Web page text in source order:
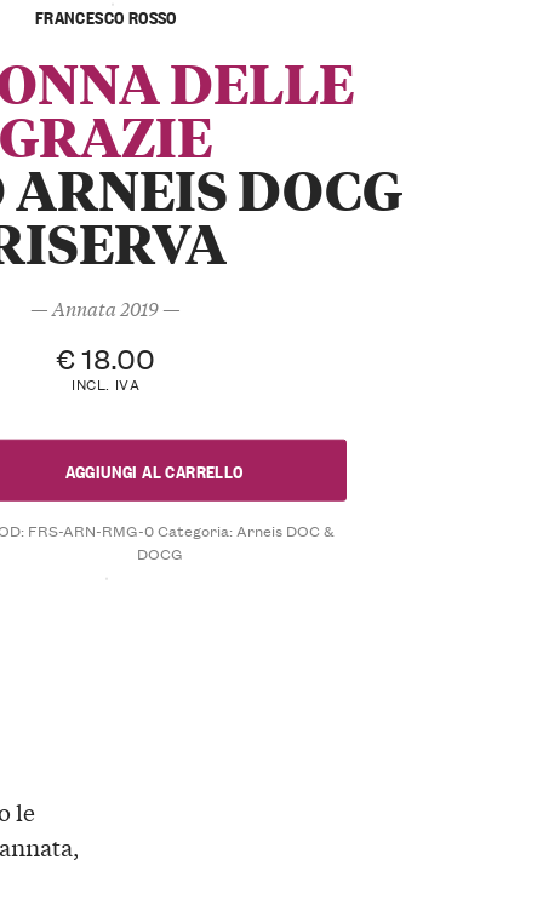
FRANCESCO ROSSO
DELLE
GRAZIE
ARNEIS DOCG
— Annata 2019 —
€18.00
INCL. IVA
AGGIUNGI AL CARRELLO
FRS-ARN-RMG-0Categoria:Arneis DOC &
DOCG
le